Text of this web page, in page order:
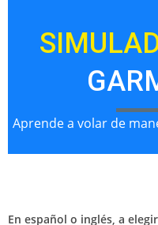
Aprende a volar de
En español o inglés, a elegir